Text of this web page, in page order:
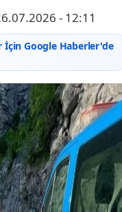
- 12:11
İçin Google Haberler'de